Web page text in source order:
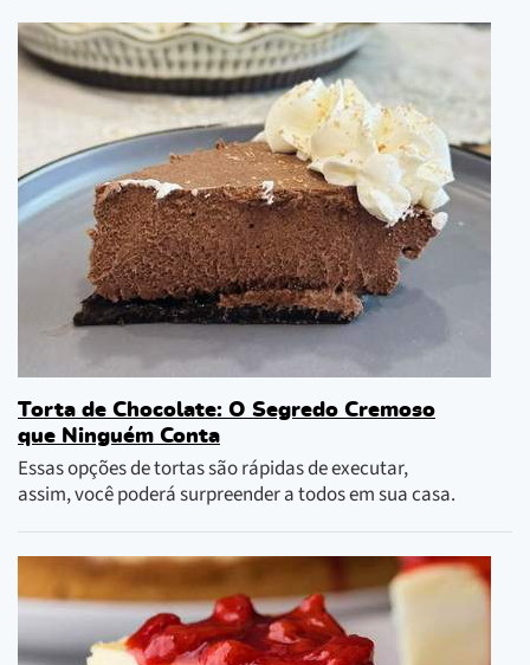
Torta de Chocolate: O Segredo Cremoso
que Ninguém Conta
Essas opções de tortas são rápidas de executar,
assim, você poderá surpreender a todos em sua casa.